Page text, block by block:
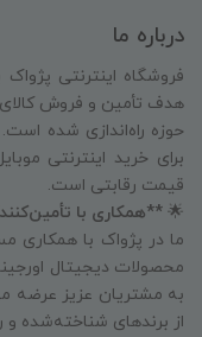
درباره ما
فروشگاه اینترنتی
هدف تأمین و فروش کالای
حوزه راه‌اندازی شده
برای خرید اینترنتی
قیمت رقابتی است.
🌟 **همکاری با
ما در پژواک با همکاری
محصولات دیجیتال
به مشتریان عزیز عرضه
از برندهای شناخته‌شده